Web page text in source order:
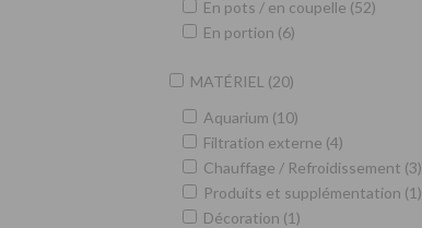
En pots / en coupelle (52)
En portion (6)
MATÉRIEL (20)
Aquarium (10)
Filtration externe (4)
Chauffage / Refroidissement (3)
Produits et supplémentation (1)
Décoration (1)